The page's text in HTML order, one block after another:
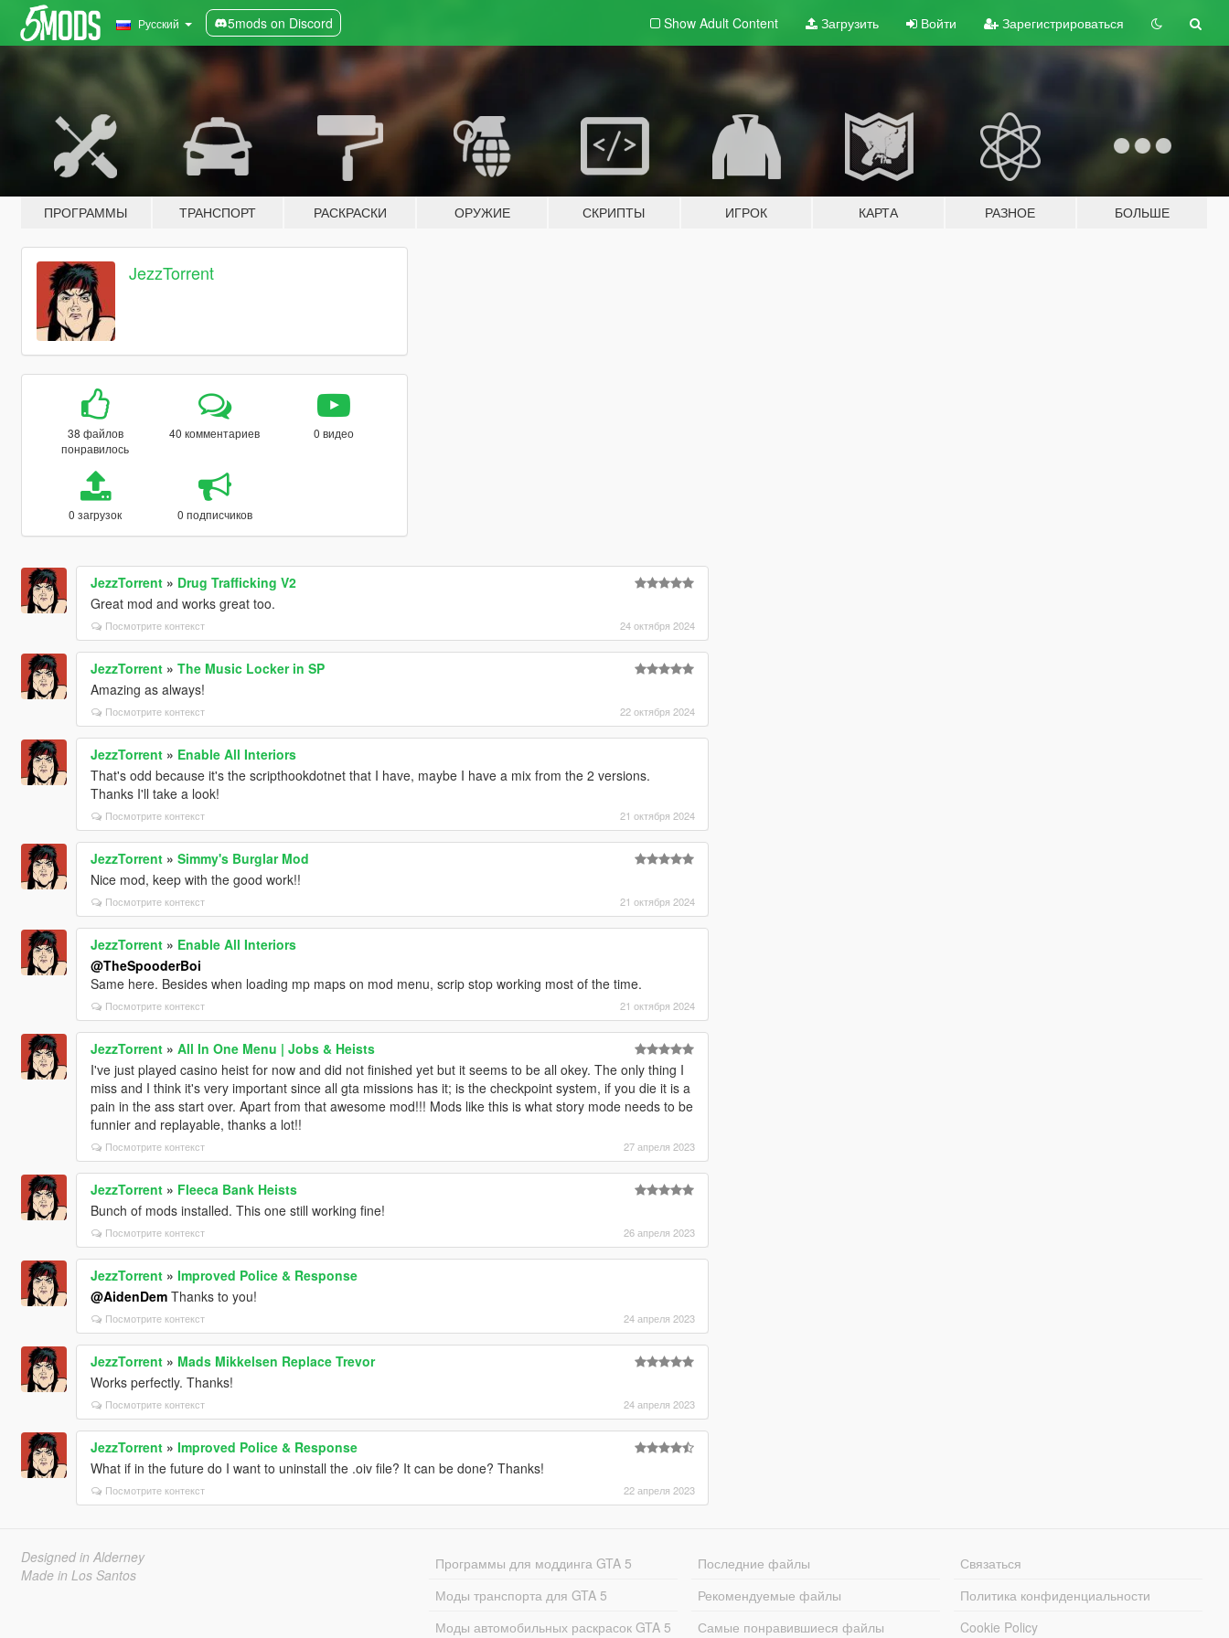
Русский 5mods on Discord Show Adult Content Загрузить Войти Зарегистрироваться
ПРОГРАММЫ ТРАНСПОРТ РАСКРАСКИ ОРУЖИЕ СКРИПТЫ ИГРОК КАРТА РАЗНОЕ БОЛЬШЕ
JezzTorrent
38 файлов
понравилось
40 комментариев 0 видео
0 загрузок 0 подписчиков
JezzTorrent» Drug Trafficking V2
Great mod and works great too.
Посмотрите контекст 24 октября 2024
JezzTorrent» The Music Locker in SP
Amazing as always!
Посмотрите контекст 22 октября 2024
JezzTorrent» Enable All Interiors
That's odd because it's the scripthookdotnet that I have, maybe I have a mix from the 2 versions.
Thanks I'll take a look!
Посмотрите контекст 21 октября 2024
JezzTorrent» Simmy's Burglar Mod
Nice mod, keep with the good work!!
Посмотрите контекст 21 октября 2024
JezzTorrent» Enable All Interiors
@TheSpooderBoi
Same here. Besides when loading mp maps on mod menu, scrip stop working most of the time.
Посмотрите контекст 21 октября 2024
JezzTorrent» All In One Menu | Jobs & Heists
I've just played casino heist for now and did not finished yet but it seems to be all okey. The only thing I
miss and I think it's very important since all gta missions has it; is the checkpoint system, if you die it is a
pain in the ass start over. Apart from that awesome mod!!! Mods like this is what story mode needs to be
funnier and replayable, thanks a lot!!
Посмотрите контекст 27 апреля 2023
JezzTorrent» Fleeca Bank Heists
Bunch of mods installed. This one still working fine!
Посмотрите контекст 26 апреля 2023
JezzTorrent» Improved Police & Response
@AidenDemThanks to you!
Посмотрите контекст 24 апреля 2023
JezzTorrent» Mads Mikkelsen Replace Trevor
Works perfectly. Thanks!
Посмотрите контекст 24 апреля 2023
JezzTorrent» Improved Police & Response
What if in the future do I want to uninstall the .oiv file? It can be done? Thanks!
Посмотрите контекст 22 апреля 2023
Designed in Alderney
Made in Los Santos
Программы для моддинга GTA 5
Моды транспорта для GTA 5
Моды автомобильных раскрасок GTA 5
Последние файлы
Рекомендуемые файлы
Самые понравившиеся файлы
Связаться
Политика конфиденциальности
Cookie Policy